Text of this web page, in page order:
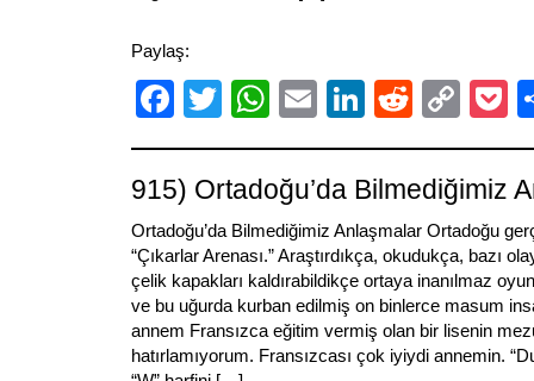
Paylaş:
Facebook
TwitterWhatsApp
EmailLinkedIn
Reddit
Link
915) Ortadoğu’da Bilmediğimiz
Ortadoğu’da Bilmediğimiz Anlaşmalar Ortadoğu
“Çıkarlar Arenası.” Araştırdıkça, okudukça, bazı
çelik kapakları kaldırabildikçe ortaya inanılmaz
ve bu uğurda kurban edilmiş on binlerce masum
annem Fransızca eğitim vermiş olan bir lisenin
hatırlamıyorum. Fransızcası çok iyiydi annemin.